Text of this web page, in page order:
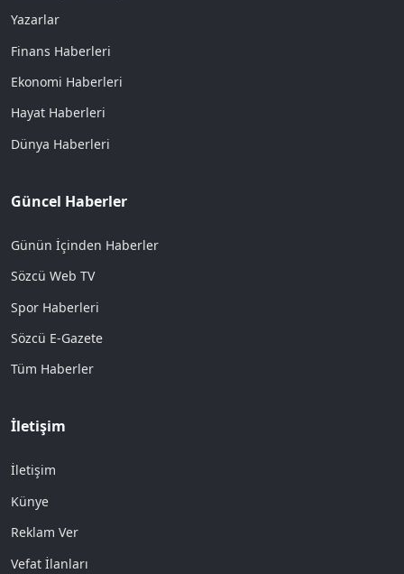
Yazarlar
Finans Haberleri
Ekonomi Haberleri
Hayat Haberleri
Dünya Haberleri
Güncel Haberler
Günün İçinden Haberler
Sözcü Web TV
Spor Haberleri
Sözcü E-Gazete
Tüm Haberler
İletişim
İletişim
Künye
Reklam Ver
Vefat İlanları